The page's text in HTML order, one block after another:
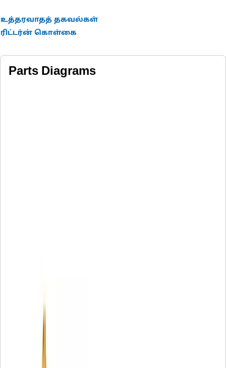
உத்தரவாதத் தகவல்கள்
ரிட்டர்ன் கொள்கை
Parts Diagrams